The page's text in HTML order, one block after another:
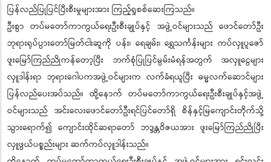
ပြန်လည်ပြုပြင်ပြီးစီးမှုများအား ကြည့်ရှုစစ်ဆေးကြသည်။
ဦးစွာ တပ်မတော်ကာကွယ်ရေးဦးစီးချုပ်နှင့် အဖွဲ့ဝင်များသည် ဖောင်တော်ဦး
ဘုရားရုပ်ပွားတော်မြတ်ငါးဆူကို ပန်း၊ ရေချမ်း၊ ရွှေသင်္ကန်းများ ကပ်လှူပူဇော်
ဖူးမြော်ကြည်ညိုကန်တော့ပြီး ဘက်စုံပြုပြင်မွမ်းမံရန်အတွက် အလှူငွေများ
လှူဒါန်းရာ ဘုရားဂေါပကအဖွဲ့ဝင်များက လက်ခံရယူပြီး ဓမ္မလက်ဆောင်များ
ပြန်လည်ပေးအပ်သည်။ ထို့နောက် တပ်မတော်ကာကွယ်ရေးဦးစီးချုပ်နှင့်အဖွဲ့
ဝင်များသည် အင်းလေးဖောင်တော်ဦးရင်ပြင်တော်ရှိ စိန်နှင့်မြကျောင်းတိုက်သို့
သွားရောက်၍ ကျောင်းထိုင်ဆရာတော် ဘဒ္ဒန္တဝိဇယအား ဖူးမြော်ကြည်ညိုပြီး
လှူဖွယ်ပစ္စည်းများ ဆက်ကပ်လှူဒါန်းသည်။